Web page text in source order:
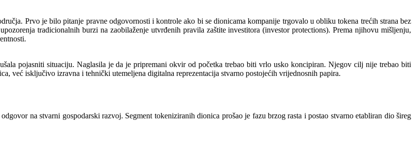
Prvo je bilo pitanje pravne odgovornosti i kontrole ako bi se dionicama kompanije trgovalo u obliku tokena trećih strana bez
tradicionalnih burzi na zaobilaženje utvrđenih pravila zaštite investitora (investor protections). Prema njihovu mišljenju,
pojasniti situaciju. Naglasila je da je pripremani okvir od početka trebao biti vrlo usko koncipiran. Njegov cilj nije trebao biti
već isključivo izravna i tehnički utemeljena digitalna reprezentacija stvarno postojećih vrijednosnih papira.
na stvarni gospodarski razvoj. Segment tokeniziranih dionica prošao je fazu brzog rasta i postao stvarno etabliran dio šireg